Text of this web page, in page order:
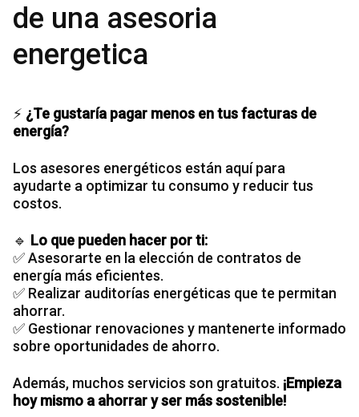
de una asesoria
energetica
⚡ ¿Te gustaría pagar menos en tus facturas de
energía?
Los asesores energéticos están aquí para
ayudarte a optimizar tu consumo y reducir tus
costos.
🔹 Lo que pueden hacer por ti:
✅ Asesorarte en la elección de contratos de
energía más eficientes.
✅ Realizar auditorías energéticas que te permitan
ahorrar.
✅ Gestionar renovaciones y mantenerte informado
sobre oportunidades de ahorro.
Además, muchos servicios son gratuitos. ¡Empieza
hoy mismo a ahorrar y ser más sostenible!